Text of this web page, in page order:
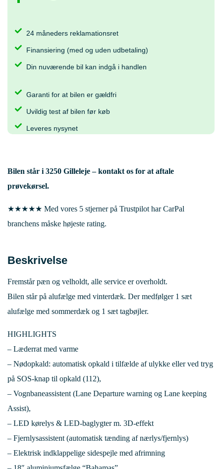
24 måneders reklamationsret
Finansiering (med og uden udbetaling)
Din nuværende bil kan indgå i handlen
Garanti for at bilen er gældfri
Uvildig test af bilen før køb
Leveres nysynet
Bilen står i 3250 Gilleleje– kontakt os for at aftale
prøvekørsel.
★★★★★ Med vores 5 stjerner på Trustpilot har CarPal
branchens måske højeste rating.
Beskrivelse
Fremstår pæn og velholdt, alle service er overholdt.
Bilen står på alufælge med vinterdæk. Der medfølger 1 sæt
alufælge med sommerdæk og 1 sæt tagbøjler.
HIGHLIGHTS
– Læderrat med varme
– Nødopkald: automatisk opkald i tilfælde af ulykke eller ved tryg
på SOS-knap til opkald (112),
– Vognbaneassistent (Lane Departure warning og Lane keeping
Assist),
– LED kørelys & LED-baglygter m. 3D-effekt
– Fjernlysassistent (automatisk tænding af nærlys/fjernlys)
– Elektrisk indklappelige sidespejle med afrimning